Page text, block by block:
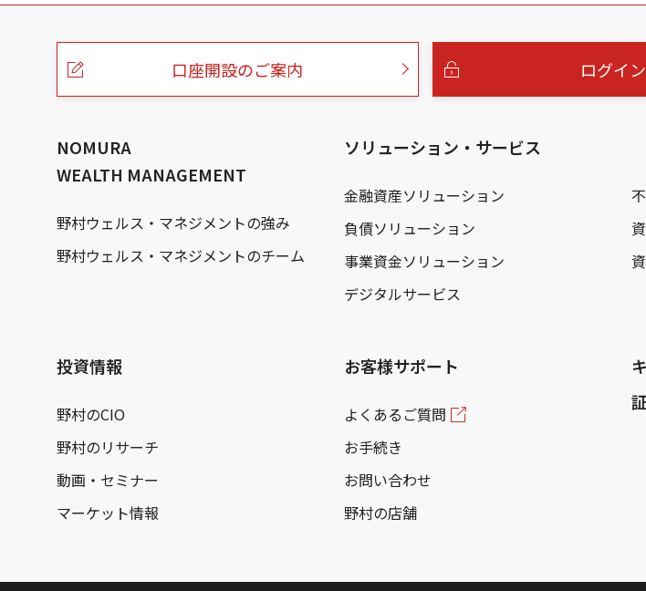
こ
口座開設のご案内 ログイン
NOMURA
WEALTH MANAGEMENT
野村ウェルス・マネジメントの強み
野村ウェルス・マネジメントのチーム
ソリューション・サービス
金融資産ソリューション
負債ソリューション
事業資金ソリューション
デジタルサービス
投資情報
野村のCIO
野村のリサーチ
動画・セミナー
マーケット情報
お客様サポート
よくあるご質問
お手続き
お問い合わせ
野村の店舗